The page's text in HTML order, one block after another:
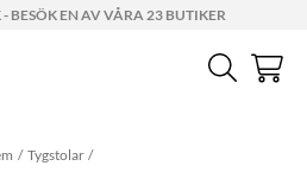
BESÖK EN AV VÅRA 23 BUTIKER
Tygstolar